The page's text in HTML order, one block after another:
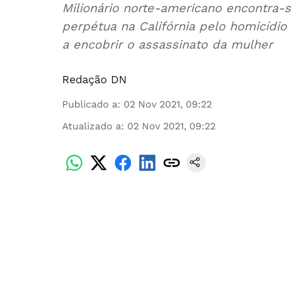
Milionário norte-americano
perpétua na Califórnia pelo
a encobrir o assassinato da mulher
Redação DN
Publicado a: 02 Nov 2021, 09:22
Atualizado a: 02 Nov 2021, 09:22